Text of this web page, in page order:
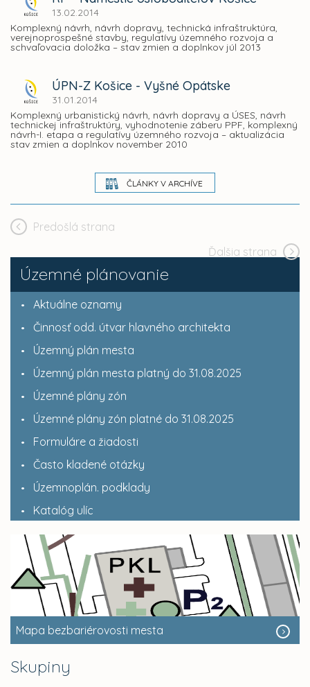
Územné plánovanie
Aktuálne oznamy
Činnosť odd. útvar hlavného architekta
Územný plán mesta
Územný plán mesta platný do 31.08.2025
Územné plány zón
Územné plány zón platné do 31.08.2025
Formuláre a žiadosti
Často kladené otázky
Územnoplán. podklady
Katalóg ulíc
Mapa bezbariérovosti mesta
Skupiny
13.02.2014
Komplexný návrh, návrh dopravy, technická infraštruktúra,
verejnoprospešné stavby, regulatívy územného rozvoja a
schvaľovacia doložka – stav zmien a doplnkov júl 2013
ÚPN-Z Košice - Vyšné Opátske
31.01.2014
Komplexný urbanistický návrh, návrh dopravy a ÚSES, návrh
technickej infraštruktúry, vyhodnotenie záberu PPF, komplexný
návrh-I. etapa a regulatívy územného rozvoja – aktualizácia
stav zmien a doplnkov november 2010
ČLÁNKY V ARCHÍVE
Predošlá strana
Ďalšia strana